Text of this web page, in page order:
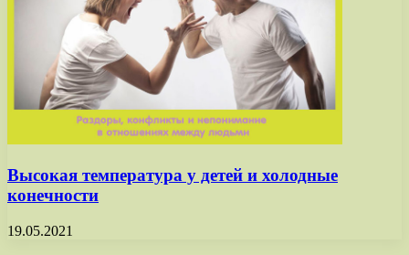
Высокая температура у детей и холодные
конечности
19.05.2021